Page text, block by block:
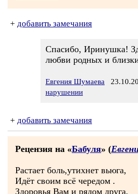
+ добавить замечания
Спасибо, Иринушка!
любви родных и
Евгения Шумаева
нарушении
+ добавить замечания
Рецензия на «Бабуля» (
Растает боль,утихнет вьюга,
Идёт своим всё чередом .
Здоровья Вам и рядом друга,